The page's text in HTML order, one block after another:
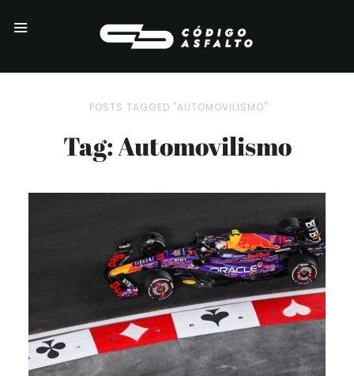
POSTS TAGGED "AUTOMOVILISMO"
Tag: Automovilismo